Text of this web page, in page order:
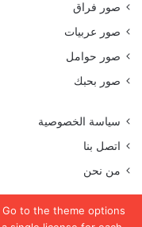
to the theme options
صور فراق
صور عربيات
صور حوامل
صور بحبك
سياسة الخصوصية
اتصل بنا
من نحن